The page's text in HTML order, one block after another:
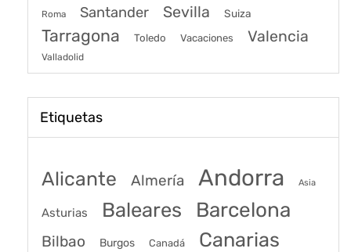
Roma Santander Sevilla Suiza
Tarragona Toledo Vacaciones Valencia
Valladolid
Etiquetas
Alicante Almería Andorra Asia
Asturias Baleares Barcelona
Bilbao Burgos Canadá Canarias